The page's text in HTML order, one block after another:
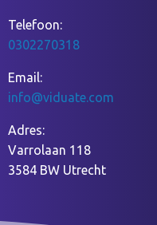
Telefoon:
0302270318
Email:
info@viduate.com
Adres:
Varrolaan 118
3584 BW Utrecht